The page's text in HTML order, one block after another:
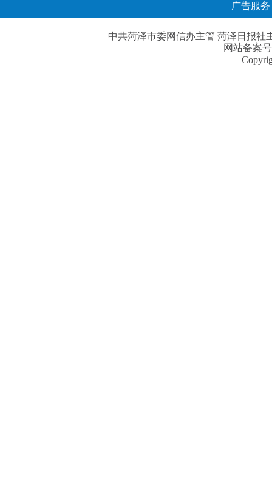
广告服务
中共菏泽市委网信办主管 菏泽日报社
网站备案